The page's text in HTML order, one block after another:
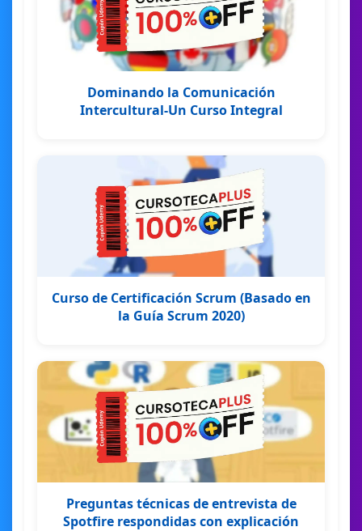
Dominando la Comunicación
Intercultural-Un Curso Integral
Curso de Certificación Scrum (Basado en
la Guía Scrum 2020)
Preguntas técnicas de entrevista de
Spotfire respondidas con explicación